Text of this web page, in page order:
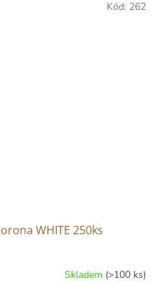
WHITE 250ks
Skladem (>100 ks)
Kód: 262